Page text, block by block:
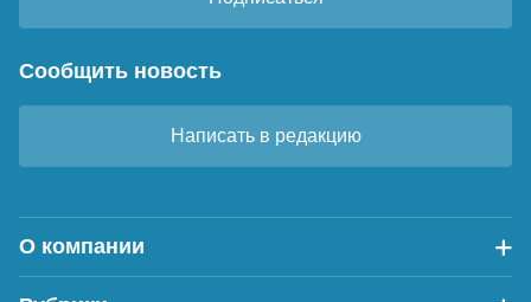
Сообщить новость
Написать в редакцию
О компании